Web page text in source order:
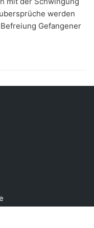
werden
Gefangener